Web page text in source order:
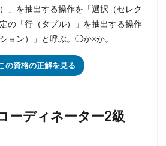
」を抽出する操作を「選択（セレク
の「行（タプル）」を抽出する操作
ョン）」と呼ぶ。◯か×か。
の資格の正解を見る
ーディネーター2級